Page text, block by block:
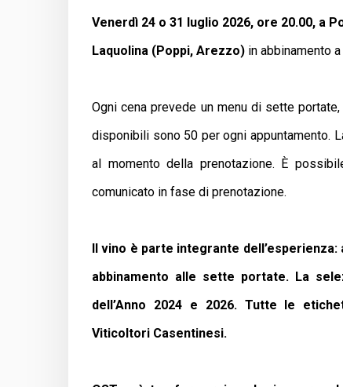
Venerdì 24 o 31 luglio 2026, ore 20.00, a
Laquolina (Poppi, Arezzo) in abbinamento
Ogni cena prevede un menu di sette
disponibili sono 50 per ogni appuntamento.
al momento della prenotazione. È
comunicato in fase di prenotazione.
Il vino è parte integrante
abbinamento alle sette portate. La
dell’Anno 2024 e 2026. Tutte le
Viticoltori Casentinesi.